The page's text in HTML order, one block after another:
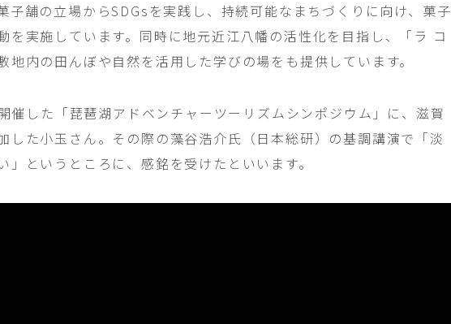
子舗の立場からSDGsを実践し、持続可能なまちづくりに向け、菓子
を実施しています。同時に地元近江八幡の活性化を目指し、「ラ コ
地内の田んぼや自然を活用した学びの場をも提供しています。
催した「琵琶湖アドベンチャーツーリズムシンポジウム」に、滋賀
した小玉さん。その際の藻谷浩介氏（日本総研）の基調講演で「淡
」というところに、感銘を受けたといいます。